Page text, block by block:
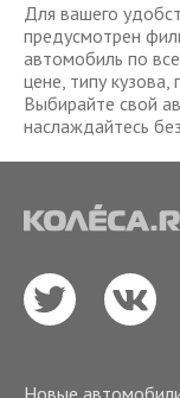
Для вашего
предусмотрен
автомобиль по
цене, типу
Выбирайте свой
наслаждайтесь
Новые